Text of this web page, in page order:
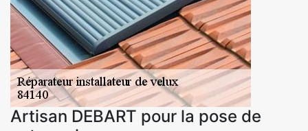
Artisan DEBART pour la pose de